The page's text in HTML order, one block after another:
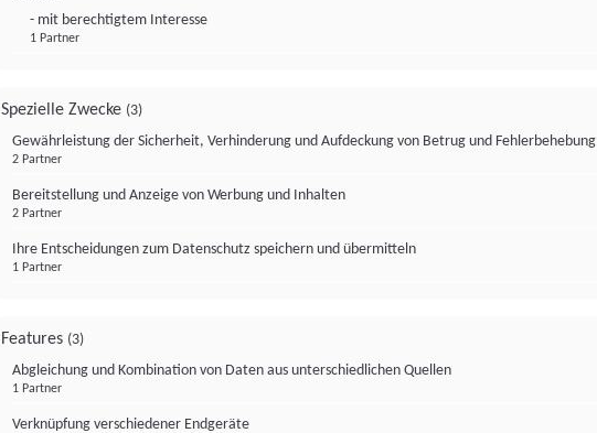
- mit berechtigtem Interesse
1 Partner
Spezielle Zwecke (3)
Gewährleistung der Sicherheit, Verhinderung und Aufdeckung von Betrug und Fehlerbehebung
2 Partner
Bereitstellung und Anzeige von Werbung und Inhalten
2 Partner
Ihre Entscheidungen zum Datenschutz speichern und übermitteln
1 Partner
Features (3)
Abgleichung und Kombination von Daten aus unterschiedlichen Quellen
1 Partner
Verknüpfung verschiedener Endgeräte